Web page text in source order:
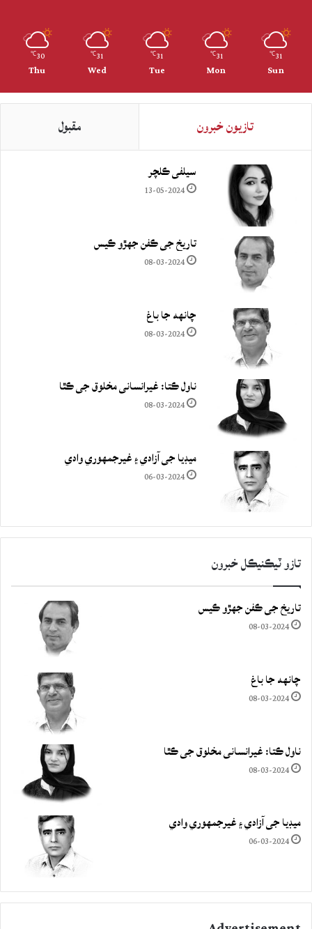
31
℃
Sun
31
℃
Mon
31
℃
Tue
31
℃
Wed
30
℃
Thu
تازيون خبرون مقبول
سيلفي ڪلچر
13-05-2024
تاريخ جي ڪفن جھڙو ڪيس
08-03-2024
چانهه جا باغ
08-03-2024
ناول ڪتا: غيرانساني مخلوق جي ڪٿا
08-03-2024
ميڊيا جي آزادي ۽ غيرجمھوري وادي
06-03-2024
تازو ٽيڪنيڪل خبرون
تاريخ جي ڪفن جھڙو ڪيس
08-03-2024
چانهه جا باغ
08-03-2024
ناول ڪتا: غيرانساني مخلوق جي ڪٿا
08-03-2024
ميڊيا جي آزادي ۽ غيرجمھوري وادي
06-03-2024